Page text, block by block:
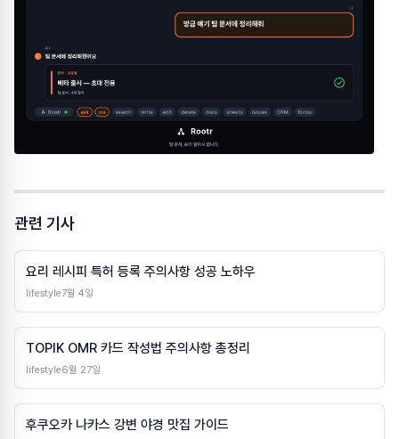
관련 기사
요리 레시피 특허 등록 주의사항 성공 노하우
lifestyle7월 4일
TOPIK OMR 카드 작성법 주의사항 총정리
lifestyle6월 27일
후쿠오카 나카스 강변 야경 맛집 가이드